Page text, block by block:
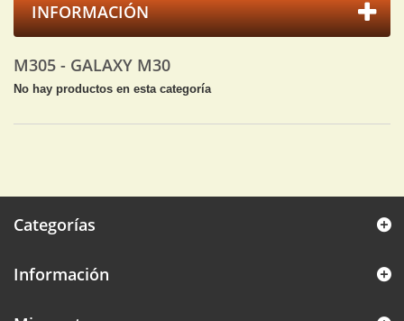
INFORMACIÓN
M305 - GALAXY M30
No hay productos en esta categoría
Categorías
Información